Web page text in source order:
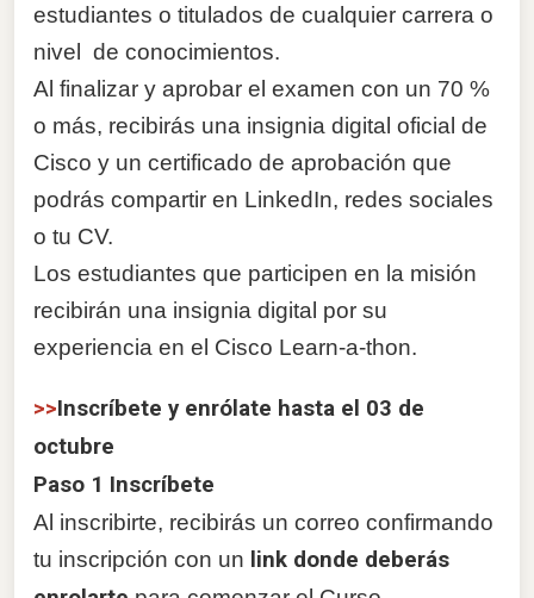
estudiantes o titulados de cualquier carrera o
nivel de conocimientos.
Al finalizar y aprobar el examen con un 70 %
o más, recibirás una insignia digital oficial de
Cisco y un certificado de aprobación que
podrás compartir en LinkedIn, redes sociales
o tu CV.
Los estudiantes que participen en la misión
recibirán una insignia digital por su
experiencia en el Cisco Learn-a-thon.
>>Inscríbete y enrólate hasta el 03 de
octubre
Paso 1 Inscríbete
Al inscribirte, recibirás un correo confirmando
tu inscripción con un link donde deberás